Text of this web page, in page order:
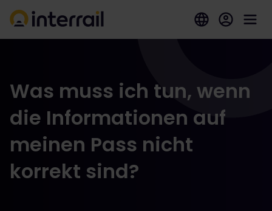
Was muss ich tun, wenn
die Informationen auf
meinen Pass nicht
korrekt sind?